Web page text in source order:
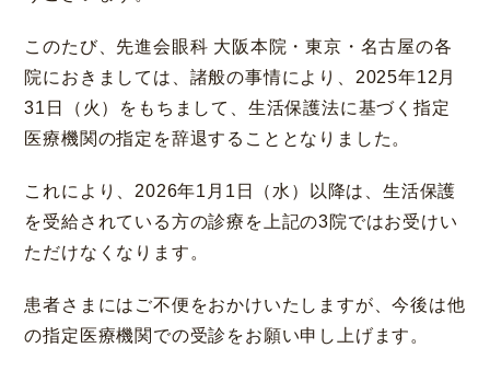
診療内容
手術・料金 アフターケア
大阪 梅田本院
大阪市北区梅田
詳細 Web予約
福岡 天神
福岡市中央区天神
詳細 Web予約
福岡県飯塚市川津 科
北海道札幌市東区
このたび、先進会眼科 大阪本院・東京・名古屋の各
院におきましては、諸般の事情により、2025年12月
31日（火）をもちまして、生活保護法に基づく指定
医療機関の指定を辞退することとなりました。
これにより、2026年1月1日（水）以降は、生活保護
を受給されている方の診療を上記の3院ではお受けい
ただけなくなります。
患者さまにはご不便をおかけいたしますが、今後は他
の指定医療機関での受診をお願い申し上げます。